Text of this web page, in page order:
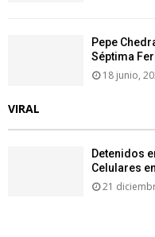
Pepe
Séptima
18 junio,
VIRAL
Detenidos
Celulares
21